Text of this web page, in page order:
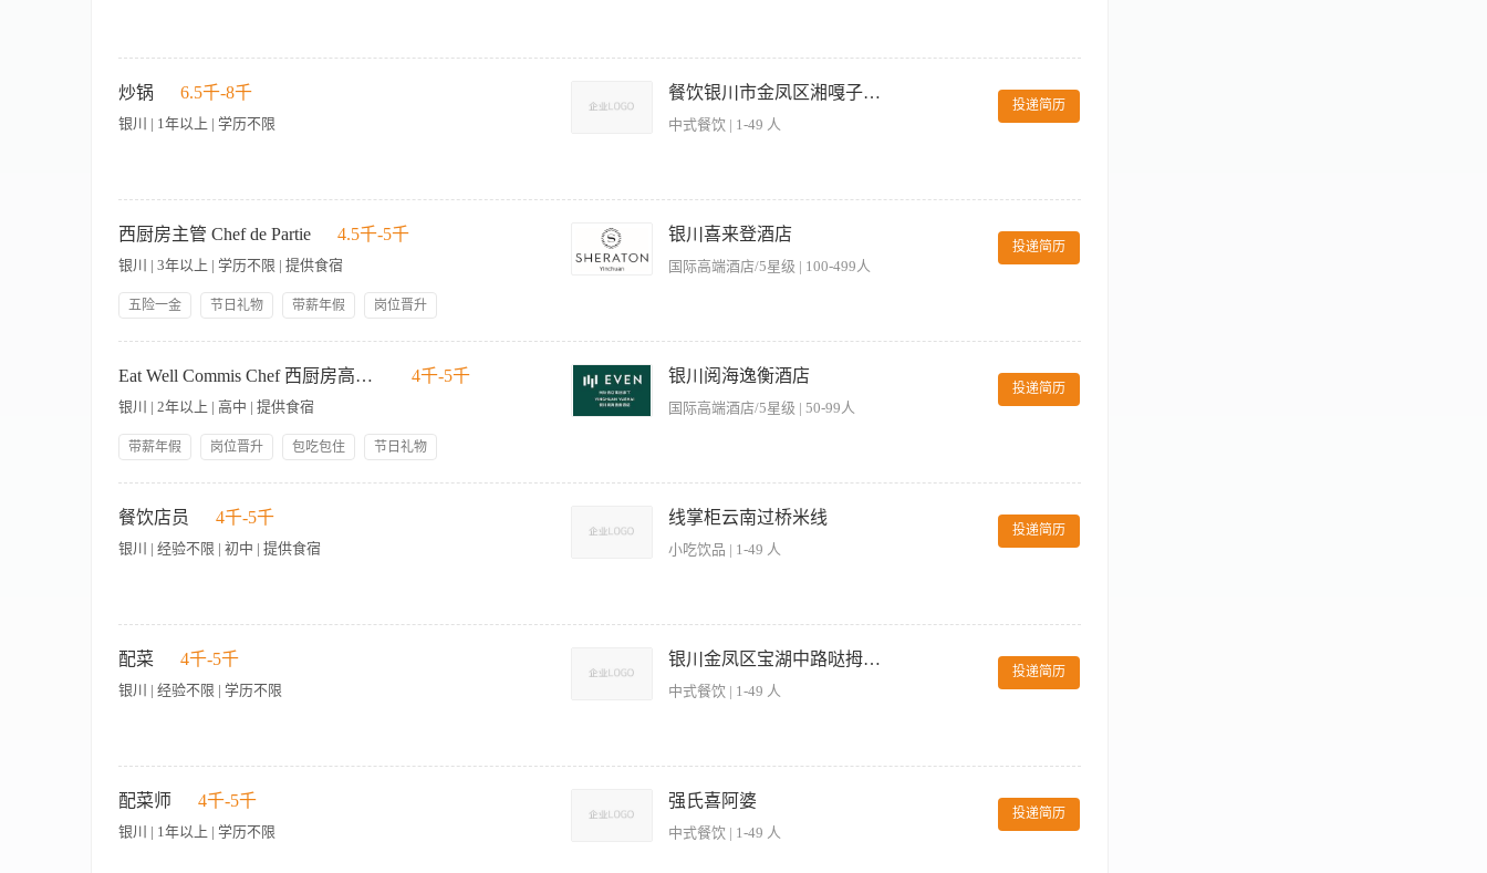
在下班之前或上班时，彻底清洁消毒厨房设备、工具以及所有工作区 Always clean and sanitize kitchen equipments, working tools, and working station thoroughly and with
care before finishing duty and or starting a new work task. 维持最高标准的个人卫生，并遵守酒店仪容仪表标准 Maintain highest level of personal hygiene and respect hotel
grooming standards 如必要，对初级员工和实习生提供一对一的指导 Provide one to one instruction to commis 2 and 3 and trainee when required 维持一个安全的工作环境
and working hazard to supervisors and managers immediately. 采取行动排除危险，向上级或经理报告危险隐患 Initiate action to correct any hazardous situation and notify
supervisors/ managers of potential danger 坚持遵守酒店安全制度、紧急情况处理规定和程序 Adhere to the hotel’s security and emergency policies and procedures 熟悉对财产安
全、紧急救护和火警等处理程序 Be familiar with property safety, current first aid and fire emergency procedures 依照酒店要求记录安全日志和事故记录 Log security incidents
in accordance with hotel requirements 维持所在工作区的高水平清洁 Ensure a high level of cleaning is maintained in your work area 随时表现出职业态度和行为 Demonstrate
professional attitude and behavior at all times 以不断提高的标准分析、衡量、改善你的个人表现 Analyze, evaluate and improve your personal performance on a continual basis 出
席部门相关会议 Attend department related meetings when required 遵守酒店政策程序所要求的排班安排，员工假期以及出勤记录 Adhere to duty roster, staff leaves and
准。 Maintain the highest hygiene and work safety standards. 严格遵守酒店规章制度中的食谱标准、部分大小、传递以及食用时间、品牌标准。 Adhere to recipes standards,
portion size, delivery and pick up time, brand standards where applicable as per hotel policies and procedures. 能提供满足餐厅要求的食物，与厨房不同菜式分部灵活合作。 Be
able to provide food in accordance to outlet requirement and maintain flexibility to work within kitchen section and department of different cuisines as per department need and training
specifications. 适当储存不用的食物以便最小化浪费和最大化食物利用。 Store properly unused food in order to minimize waste and maximize food rotation. 确保所有收到的食
quantity provided for each meal requirements. 确保食物出品和储存随时都保持在合适的温度，同时满足酒店政策及危害分析与关键控制点。 Ensure food is served and store
at the appropriate temperature at all times in accordance to hotel policy and HACCP guidelines. 根据酒店要求，为自助餐准备并出品食物。 Prepare and present foods for buffets as
per hotel requirement. 支持主管和经理以确保提供食物服务、食用时间及自助餐摆设及时性。 Support supervisors and managers in order to ensure timely food service, pick up
and buffet set up timing are respected. 保持卫生标准。 Maintain Hygienic Standards. 确保工作区、自助餐区以及所有食物。 Ensure working stations, buffet stations, and all
related food preparation areas are properly cleaned at all times. 在下班之前或上班时，彻底清洁消毒厨房设备、工具以及所有工作区。 Always clean and sanitize kitchen
equipments, working tools, and working station thoroughly and with care before finishing duty and or starting a new work task. 维持最高标准的个人卫生，并遵守酒店仪容仪表
标准。 Maintain highest level of personal hygiene and respect hotel grooming standards. 如必要，对员工提供一对一的指导。 Provide one to one instruction to staff members
when required. 维持一个安全的工作环境。 Maintain a Safe and Secure Working Environment. 强调保养职责，遵守工作区健康和安全法规、政策和程序。 Be aware of duty
of care, and adhere to occupational health and safety legislation, policies and procedures. 及时向主管和经理汇报破损、故障及不合适的工作条件以及工作障碍。 Report any
breakage, malfunction, unproper working conditions and working hazard to supervisors and managers immediately. 采取行动排除危险，向上级或经理报告危险隐患。 Initiate
action to correct any hazardous situation and notify supervisors/ managers of potential danger. 坚持遵守酒店安全制度、紧急情况处理规定和程序。 Adhere to the hotel’s security
your work area. 随时表现出职业态度和行为。 Demonstrate professional attitude and behavior at all times. 以不断提高的标准分析、衡量、改善你的个人表现。 Analyze,
evaluate and improve your personal performance on a continual basis. 出席部门相关会议。 Attend department related meetings when required. 遵守酒店政策程序所要求的排班安
制作节奏，保证出品效率 3、负责熬制汤底、调配料汁，确保汤头鲜美、风味正宗 4、维护后厨操作区域的卫生清洁，严格执行食品安全标准 5、定期检查食材库存，
及时补充所需原料，避免断货情况 6、协助研发新口味拉面产品，优化现有制作工艺 【岗位要求】 1、具备扎实的拉面制作功底，熟练掌握传统拉面技法（如毛细、
二细、大宽等） 2、能独立完成从和面到成品的全套拉面制作流程 3、了解西北面食特点，对汤底调配有独特见解者优先 4、身爱岗敬业，身体健康，能适应餐饮行业
炒锅 6.5千-8千
银川 | 1年以上 | 学历不限
餐饮银川市金凤区湘嘎子餐饮悦海新天地店
中式餐饮 | 1-49 人
投递简历
格把控食材用量与成本，合理备料，避免浪费； 4、保持后厨操作区域的卫生整洁，遵守食品安全与卫生规范； 5、协助研发新菜品，优化现有菜品的烹饪工艺；
6、配合团队完成每日备餐、出餐任务，确保高峰时段出餐流畅。 【岗位要求】 1、1年以上中餐炒锅工作经验，擅长湘菜或川菜者优先； 2、熟悉各类食材特性及
烹饪技巧，能独立完成炒、爆、熘等操作； 3、具备较强的菜品质量意识，对火候、调味有准确把控能力； 4、身体健康，持有有效的健康证明； 5、能适应餐饮行
业工作时间安排，吃苦耐劳，具备团队协作精神； 6、对后厨设备使用及维护有基本了解，安全意识强。
西厨房主管 Chef de Partie 4.5千-5千
银川 | 3年以上 | 学历不限 | 提供食宿
五险一金 节日礼物 带薪年假
岗位晋升
银川喜来登酒店
国际高端酒店/5星级 | 100-499人
投递简历
需求的前提下控制好食品成本。 4.主动负责并完成食品卫生相关表格，食品标签、储藏等。 5.协助厨师长进行新的食品推广，菜单推广。 6.坚持定期回顾营运标准并
更新和改进。 7.管理所有分部门的财产、设备。 8.通过公平公正的沟通与合作，建立与酒店其他部门的良好合作关系。 9.保证所有员工遵循安全工作条例并报告所有
安全隐患。 职位要求 工作能力：至少3年西厨房工作经验 语言：很好的沟通能力, 教育：高中学历并相关厨房培训
Eat Well Commis Chef 西厨房高级厨师 4千-5千
银川 | 2年以上 | 高中 | 提供食宿
带薪年假 岗位晋升 包吃包住
节日礼物
银川阅海逸衡酒店
国际高端酒店/5星级 | 50-99人
投递简历
守酒店或部门各项规定和程序。 4. 负责管理厨师， 保证菜品的色、香、味、形， 达到菜品的标准。 5. 确保厨师在一个积极和专业的工作环境中工作， 使各成员能够
共同交流、探讨相关技术和知识，了解并达到厨房及酒店的各项标准。 6. 培训初级厨房工作人员以达到酒店及总厨办公室制定的标准。 7. 保证食品的卫生、许可及安
全标准是被了解并认同的。 8. 遵守酒店各项规章制度及程序。 9. 确保所在厨房及部门内的良好沟通。 10. 确保厨房按照标准操作程序装备及收档。 岗位要求: 1. 至少
餐饮店员 4千-5千
银川 | 经验不限 | 初中 | 提供食宿
线掌柜云南过桥米线
小吃饮品 | 1-49 人
投递简历
配菜 4千-5千
银川 | 经验不限 | 学历不限
银川金凤区宝湖中路哒拇嘎餐饮店
中式餐饮 | 1-49 人
投递简历
与库存盘点 5、遵守食品安全操作规范 【岗位要求】 1、能适应早晚班次轮换 2、具备基础刀工技能者优先 3、工作细致认真，服从安排
配菜师 4千-5千
银川 | 1年以上 | 学历不限
强氏喜阿婆
中式餐饮 | 1-49 人
投递简历